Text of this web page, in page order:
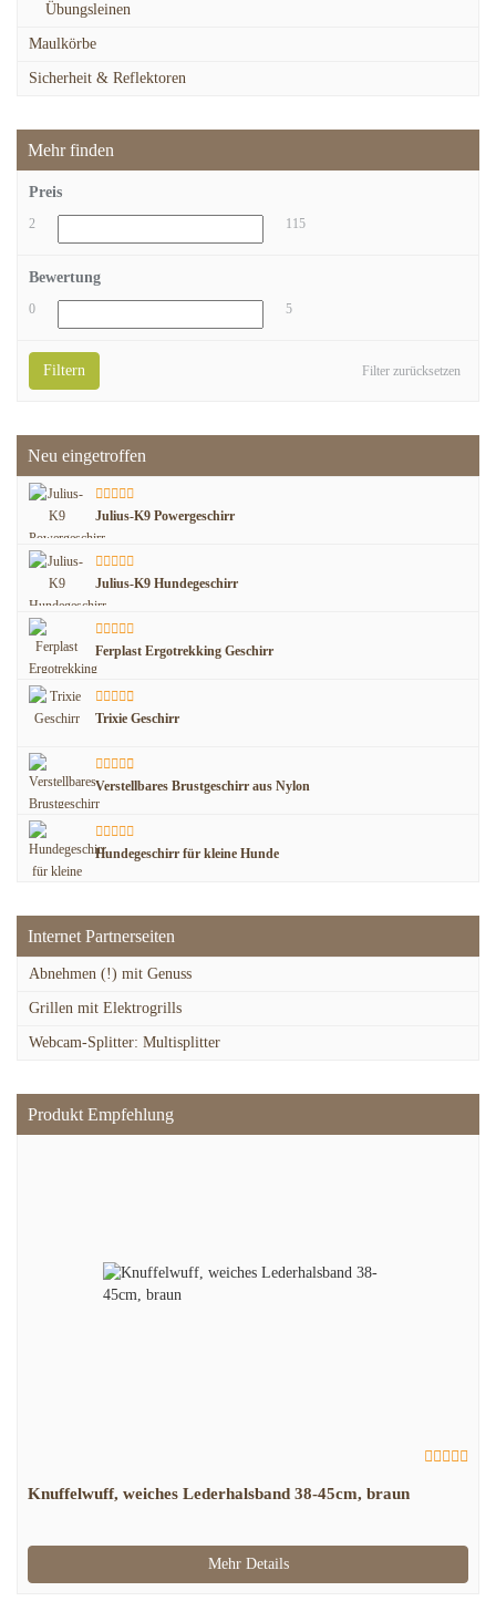
Übungsleinen
Maulkörbe
Sicherheit & Reflektoren
Mehr finden
Preis
2 115
Bewertung
0 5
Filter zurücksetzen
Filtern
Neu eingetroffen
Julius-K9 Powergeschirr
Julius-K9 Hundegeschirr
Ferplast Ergotrekking Geschirr
Trixie Geschirr
Verstellbares Brustgeschirr aus Nylon
Hundegeschirr für kleine Hunde
Internet Partnerseiten
Abnehmen (!) mit Genuss
Grillen mit Elektrogrills
Webcam-Splitter: Multisplitter
Produkt Empfehlung
Knuffelwuff, weiches Lederhalsband 38-45cm, braun
Mehr Details